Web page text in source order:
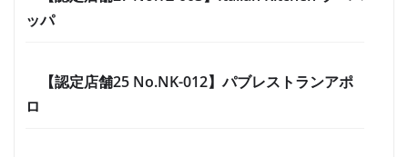
ッパ
【認定店舗25 No.NK-012】パブレストランアポ
ロ